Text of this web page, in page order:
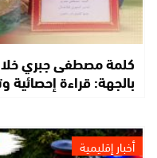
كلمة مصطفى جبري
بالجهة: قراءة
أخبار إقليمية